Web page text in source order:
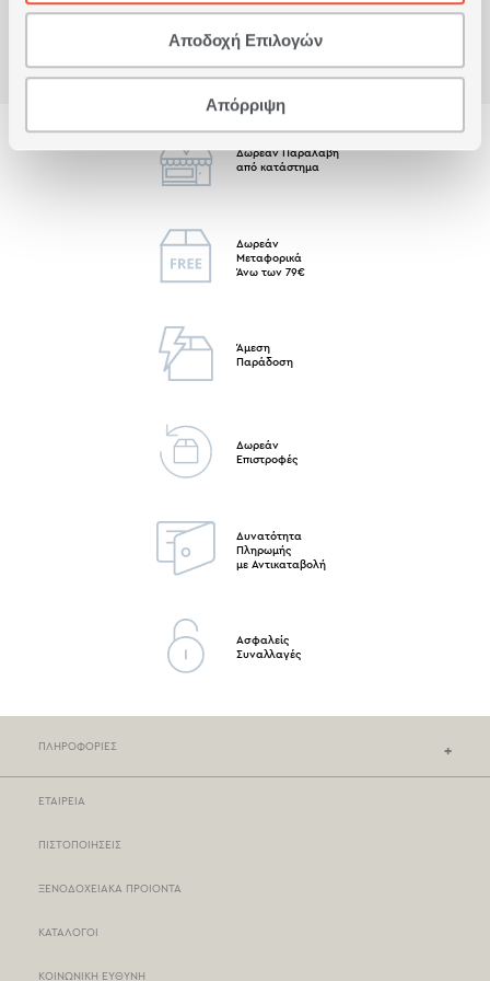
Αποδοχή Επιλογών
Απόρριψη
Δωρεάν Παραλαβή
από κατάστημα
Δωρεάν
Μεταφορικά
Άνω των 79€
Άμεση
Παράδοση
Δωρεάν
Επιστροφές
Δυνατότητα
Πληρωμής
με Αντικαταβολή
Ασφαλείς
Συναλλαγές
ΠΛΗΡΟΦΟΡΙΕΣ
ΕΤΑΙΡΕΙΑ
ΠΙΣΤΟΠΟΙΗΣΕΙΣ
ΞΕΝΟΔΟΧΕΙΑΚΑ ΠΡΟΙΟΝΤΑ
ΚΑΤΑΛΟΓΟΙ
ΚΟΙΝΩΝΙΚΗ ΕΥΘΥΝΗ